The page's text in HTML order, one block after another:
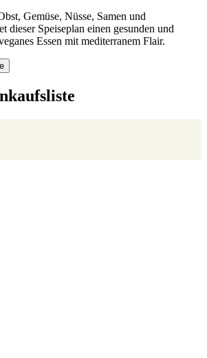
Gemüse, Nüsse, Samen und
dieser Speiseplan einen gesunden und
Essen mit mediterranem Flair.